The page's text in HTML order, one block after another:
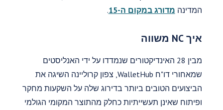
המדינה מדורג במקום ה-15 .
איך NC משווה
מבין 28 האינדיקטורים שנמדדו על ידי האנליסטים
שמאחורי דו"ח WalletHub, צפון קרוליינה השיגה את
הביצועים הטובים ביותר בדירוג שלה על השקעות מחקר
ופיתוח שאינן תעשייתיות כחלק מהתוצר המקומי הגולמי